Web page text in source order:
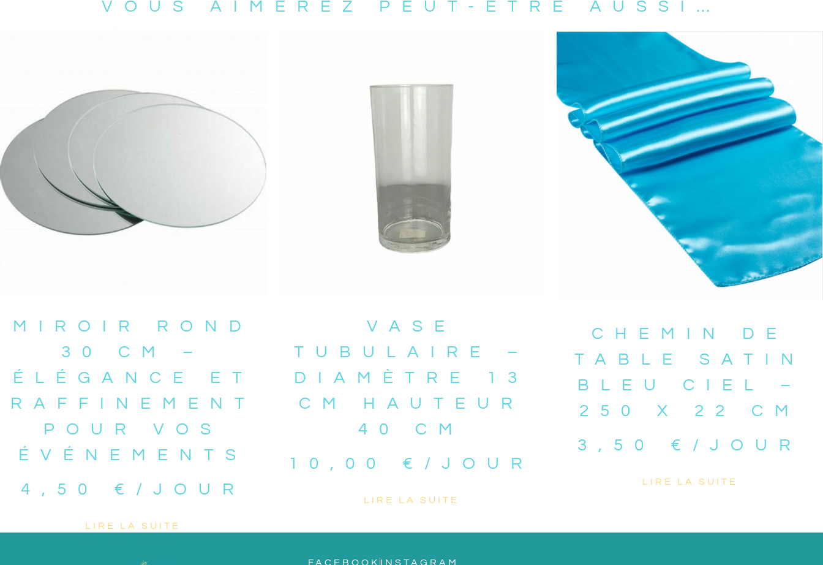
VOUS AIMEREZ PEUT-ÊTRE AUSSI…
MIROIR ROND
30 CM –
ÉLÉGANCE ET
RAFFINEMENT
POUR VOS
ÉVÉNEMENTS
4,50 € /JOUR
LIRE LA SUITE
VASE
TUBULAIRE –
DIAMÈTRE 13
CM HAUTEUR
40 CM
10,00 € /JOUR
LIRE LA SUITE
CHEMIN DE
TABLE SATIN
BLEU CIEL –
250 X 22 CM
3,50 € /JOUR
LIRE LA SUITE
FACEBOOK INSTAGRAM